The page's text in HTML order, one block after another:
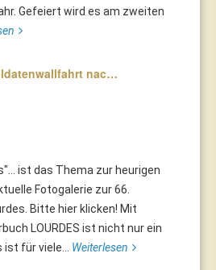
Gefeiert wird es am zweiten
nac…
ist das Thema zur heurigen
Fotogalerie zur 66.
Bitte hier klicken! Mit
LOURDES ist nicht nur ein
für viele... Weiterlesen